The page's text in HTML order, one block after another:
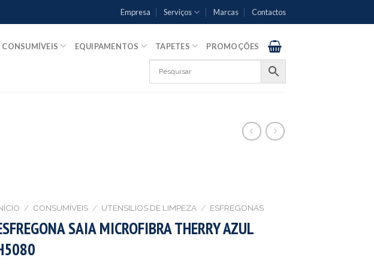
Empresa Serviços Marcas Contactos
CONSUMÍVEIS EQUIPAMENTOS TAPETES PROMOÇÕES
/ CONSUMÍVEIS / UTENSILIOS DE LIMPEZA / ESFREGONAS
SAIA MICROFIBRA THERRY AZUL